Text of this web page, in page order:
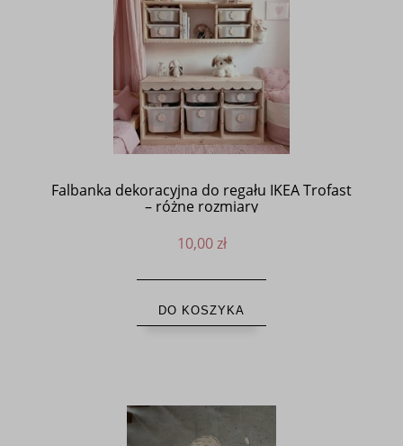
Falbanka dekoracyjna do regału IKEA Trofast
– różne rozmiary
10,00 zł
DO KOSZYKA